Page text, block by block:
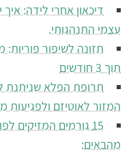
דיכאון אחרי לידה:
עצמי התנהגותי.
תזונה לשיפור פוריות:
תוך 3 חודשים
תרופת הפלא שניתנת
המזור לאוטיזם ולפגיעות
15 גורמים המזיקים
מהבאים: